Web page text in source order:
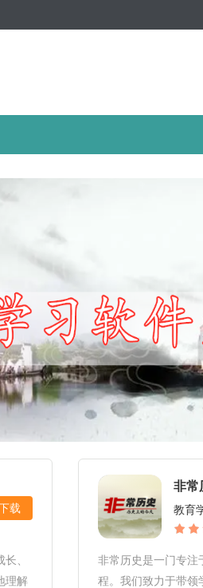
载
、
理解
非常
教育
非常历史是一门专注
程。我们致力于带领